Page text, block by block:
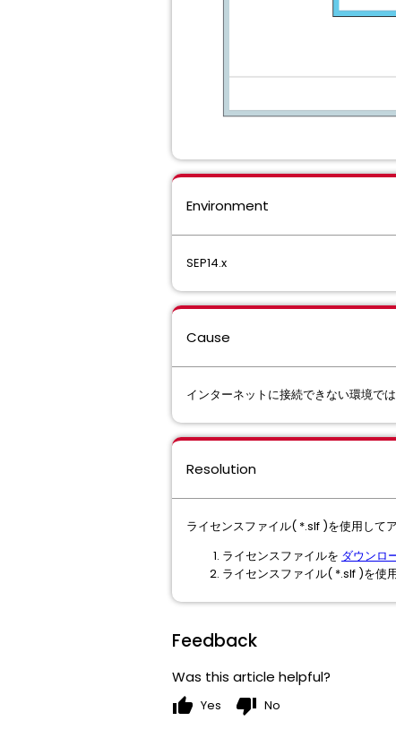
Environment
SEP14.x
Cause
インターネットに接続できない環境で
Resolution
ライセンスファイル( *.slf )を使用して
ライセンスファイルを ダウンロ
ライセンスファイル( *.slf )を使
Feedback
Was this article helpful?
thumb_up Yes thumb_down No